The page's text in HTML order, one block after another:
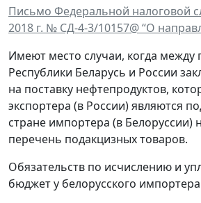
Письмо Федеральной налоговой
2018 г. № СД-4-3/10157@ “О
Имеют место случаи, когда
Республики Беларусь и России
на поставку нефтепродуктов,
экспортера (в России) являются
стране импортера (в Белоруссии)
перечень подакцизных товаров.
Обязательств по исчислению и
бюджет у белорусского